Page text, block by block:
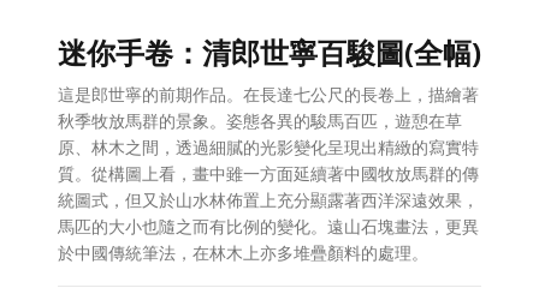
迷你手卷：清郎世寧百駿圖(全幅)
這是郎世寧的前期作品。在長達七公尺的長卷上，描繪著
秋季牧放馬群的景象。姿態各異的駿馬百匹，遊憩在草
原、林木之間，透過細膩的光影變化呈現出精緻的寫實特
質。從構圖上看，畫中雖一方面延續著中國牧放馬群的傳
統圖式，但又於山水林佈置上充分顯露著西洋深遠效果，
馬匹的大小也隨之而有比例的變化。遠山石塊畫法，更異
於中國傳統筆法，在林木上亦多堆疊顏料的處理。